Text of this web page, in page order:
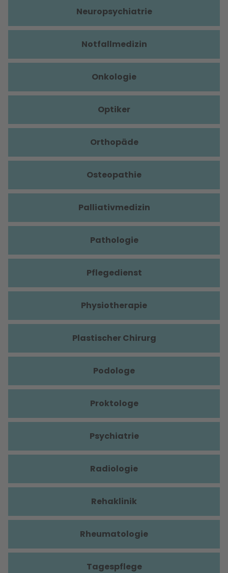
Neuropsychiatrie
Notfallmedizin
Onkologie
Optiker
Orthopäde
Osteopathie
Palliativmedizin
Pathologie
Pflegedienst
Physiotherapie
Plastischer Chirurg
Podologe
Proktologe
Psychiatrie
Radiologie
Rehaklinik
Rheumatologie
Tagespflege